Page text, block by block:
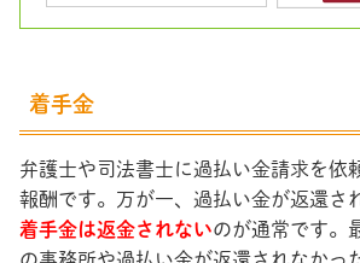
着手金
弁護士や司法書士に過払い金請求を依
報酬です。万が一、過払い金が返還さ
着手金は返金されないのが通常です。